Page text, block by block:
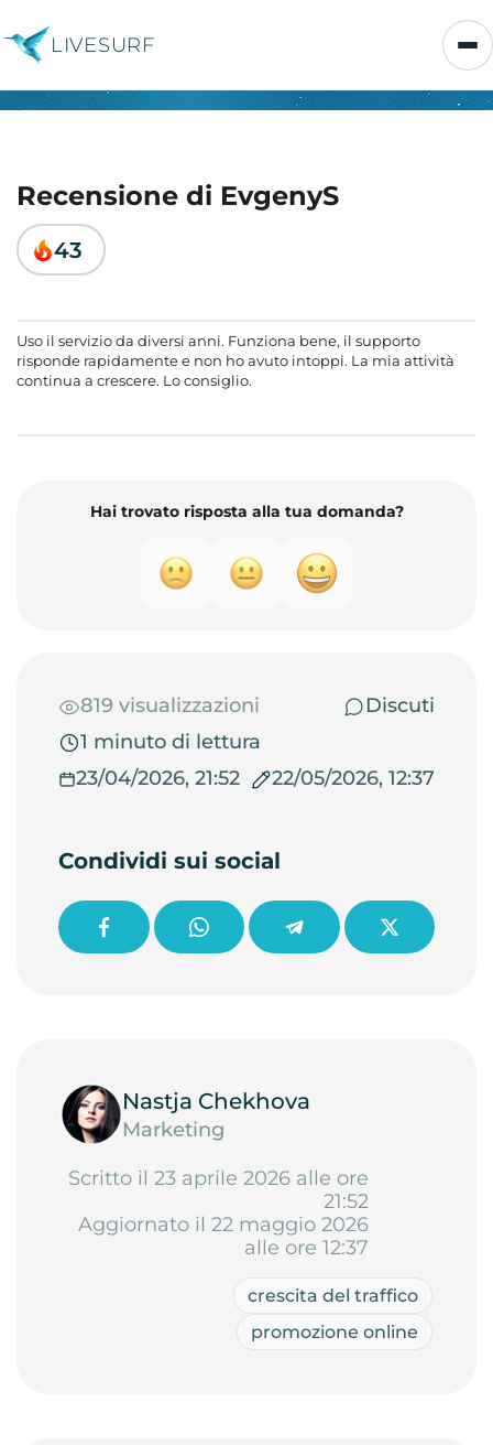
LIVESURF
Recensione di EvgenyS
43
Uso il servizio da diversi anni. Funziona bene, il supporto
risponde rapidamente e non ho avuto intoppi. La mia attività
continua a crescere. Lo consiglio.
Hai trovato risposta alla tua domanda?
819 visualizzazioni
Discuti
1 minuto di lettura
23/04/2026, 21:52
22/05/2026, 12:37
Condividi sui social
Nastja Chekhova
Marketing
Scritto il 23 aprile 2026 alle ore
21:52
Aggiornato il 22 maggio 2026
alle ore 12:37
crescita del traffico
promozione online